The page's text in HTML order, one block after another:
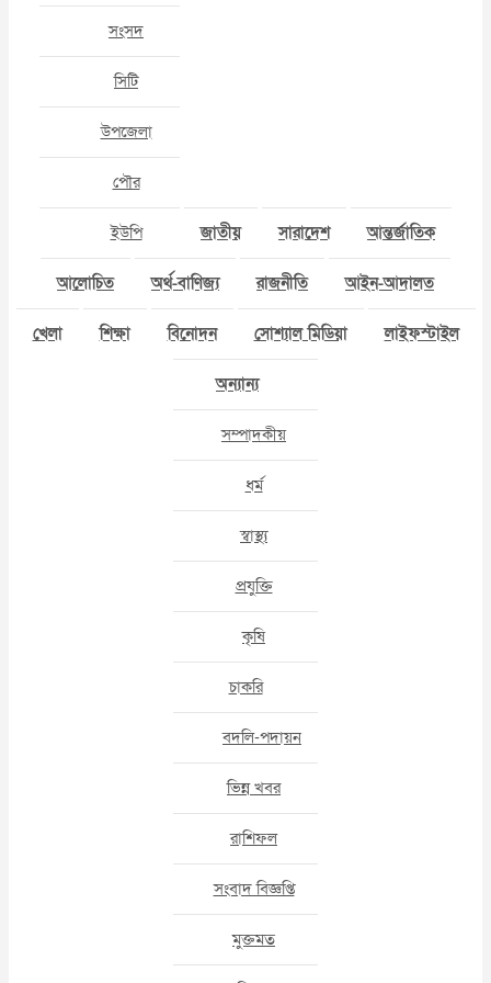
সংসদ
সিটি
উপজেলা
পৌর
ইউপি জাতীয় সারাদেশ আন্তর্জাতিক
আলোচিত অর্থ-বাণিজ্য রাজনীতি আইন-আদালত
খেলা শিক্ষা বিনোদন সোশ্যাল মিডিয়া লাইফস্টাইল
অন্যান্য
সম্পাদকীয়
ধর্ম
স্বাস্থ্য
প্রযুক্তি
কৃষি
চাকরি
বদলি-পদায়ন
ভিন্ন খবর
রাশিফল
সংবাদ বিজ্ঞপ্তি
মুক্তমত